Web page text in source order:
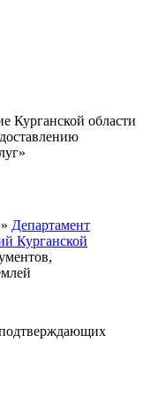
Курганской области
» Департамент
Курганской